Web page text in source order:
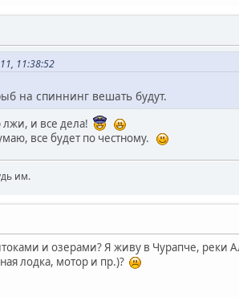
11:38:52
на спиннинг вешать будут.
лжи, и все дела!
все будет по честному.
им.
и озерами? Я живу в Чурапче, реки
лодка, мотор и пр.)?